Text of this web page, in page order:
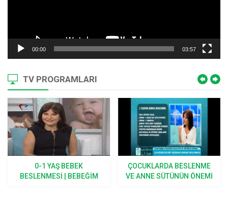
00:00 03:57
TV PROGRAMLARI
0-1 YAŞ BEBEK
BESLENMESI | BEBEĞIM
ÇOCUKLARDA BESLENME
VE ANNE SÜTÜNÜN ÖNEMI